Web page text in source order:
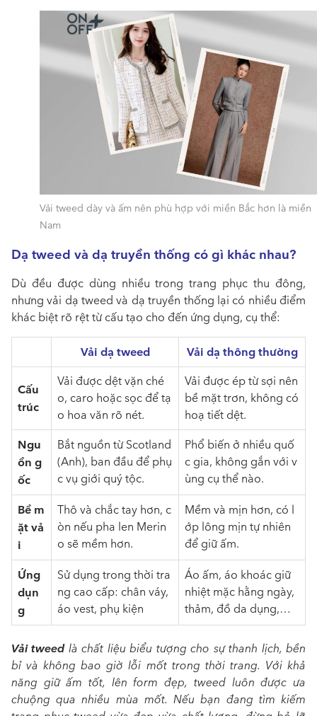
Vải tweed dày và ấm nên phù hợp với miền Bắc hơn là miền
Nam
Dạ tweed và dạ truyền thống có gì khác nhau?
Dù đều được dùng nhiều trong trang phục thu đông,
nhưng vải dạ tweed và dạ truyền thống lại có nhiều điểm
khác biệt rõ rệt từ cấu tạo cho đến ứng dụng, cụ thể:
Vải dạ tweed Vải dạ thông thường
Cấu
trúc
Vải được dệt vặn ché
o, caro hoặc sọc để tạ
o hoa văn rõ nét.
Vải được ép từ sợi nên
bề mặt trơn, không có
hoạ tiết dệt.
Ngu
ồn g
ốc
Bắt nguồn từ Scotland
(Anh), ban đầu để phụ
c vụ giới quý tộc.
Phổ biến ở nhiều quố
c gia, không gắn với v
ùng cụ thể nào.
Bề m
ặt vả
i
Thô và chắc tay hơn, c
òn nếu pha len Merin
o sẽ mềm hơn.
Mềm và mịn hơn, có l
ớp lông mịn tự nhiên
để giữ ấm.
Ứng
dụn
g
Sử dụng trong thời tra
ng cao cấp: chân váy,
áo vest, phụ kiện
Áo ấm, áo khoác giữ
nhiệt mặc hằng ngày,
thảm, đồ da dụng,…
Vải tweedlà chất liệu biểu tượng cho sự thanh lịch, bền
bỉ và không bao giờ lỗi mốt trong thời trang. Với khả
năng giữ ấm tốt, lên form đẹp, tweed luôn được ưa
chuộng qua nhiều mùa mốt. Nếu bạn đang tìm kiếm